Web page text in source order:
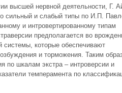
высшей нервной деятельности, Г.
сильный и слабый типы по И.П.
и интровертированному типам
предполагается во
системы, которые обеспечивают
и торможения. Таким
по шкалам экстра – интроверсии и
темперамента по